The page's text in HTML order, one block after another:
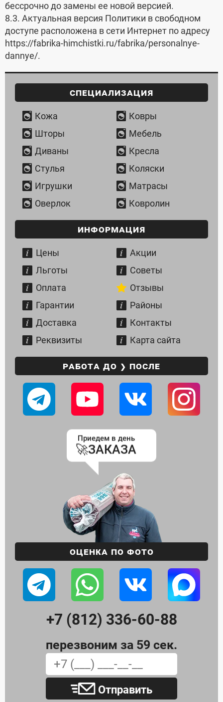
бессрочно до замены ее новой версией.
8.3. Актуальная версия Политики в свободном
доступе расположена в сети Интернет по адресу
https://fabrika-himchistki.ru/fabrika/personalnye-
dannye/.
Специализация
Кожа
Ковры
Шторы
Мебель
Диваны
Кресла
Стулья
Коляски
Игрушки
Матрасы
Оверлок
Ковролин
Информация
Цены
Акции
Льготы
Советы
Оплата
Отзывы
Гарантии
Районы
Доставка
Контакты
Реквизиты
Карта сайта
РАБОТА ДО ❯ ПОСЛЕ
Приедем в день
🚀ЗАКАЗА
Оценка по фото
+7 (812) 336-60-88
перезвоним за 59 сек.
Отправить